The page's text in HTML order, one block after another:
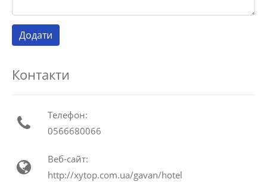
Контакти
Телефон:
0566680066
Веб-сайт:
http://xytop.com.ua/gavan/hotel